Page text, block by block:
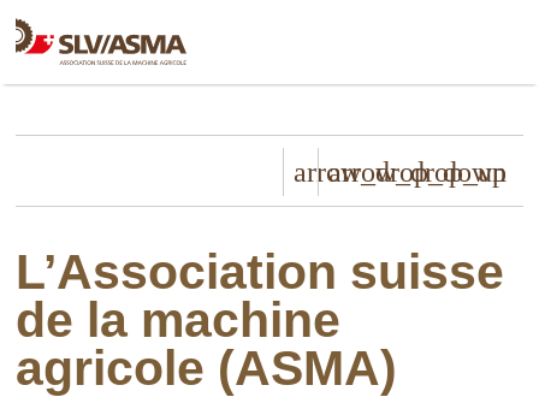
arrow_drop_down
arrow_drop_up
L’Association suisse
de la machine
agricole (ASMA)